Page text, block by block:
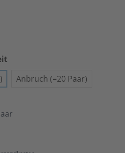
Anbruch (=20 Paar)